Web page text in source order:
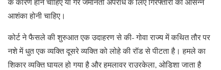
आशंका होनी चाहिए।
कोर्ट ने फैसले की शुरुआत एक उदाहरण से की- गोवा राज्य में कथित तौर पर
नशे में धुत एक व्यक्ति दूसरे व्यक्ति को लोहे की रॉड से पीटता है। हमले का
शिकार व्यक्ति घायल हो गया है और हमलावर राउरकेला, ओडिशा जाता है